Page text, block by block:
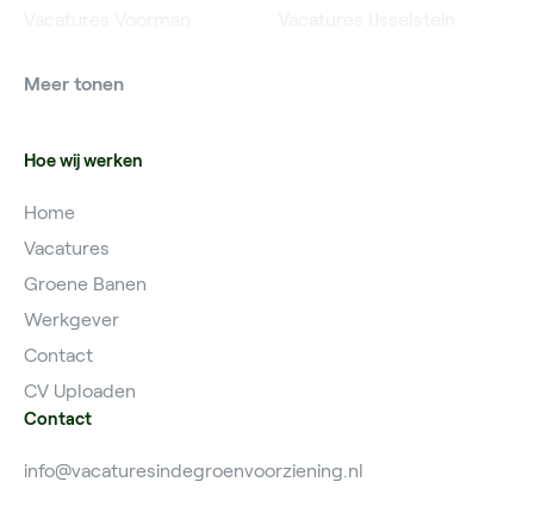
Vacatures Planner
Meer tonen
Hoe wij werken
Home
Vacatures
Groene Banen
Werkgever
Contact
CV Uploaden
Contact
info@vacaturesindegroenvoorziening.nl